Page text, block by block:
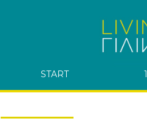
START